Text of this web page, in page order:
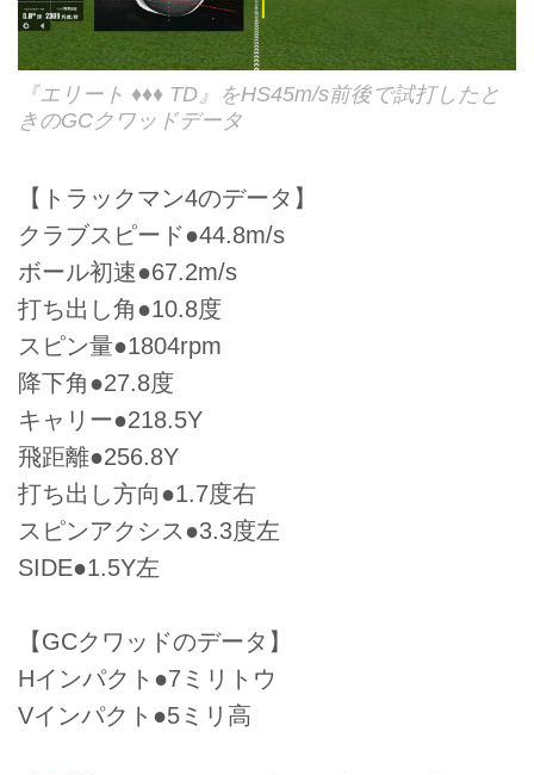
『エリート ♦♦♦ TD』をHS45m/s前後で試打したと
きのGCクワッドデータ
【トラックマン4のデータ】
クラブスピード●44.8m/s
ボール初速●67.2m/s
打ち出し角●10.8度
スピン量●1804rpm
降下角●27.8度
キャリー●218.5Y
飛距離●256.8Y
打ち出し方向●1.7度右
スピンアクシス●3.3度左
SIDE●1.5Y左
【GCクワッドのデータ】
Hインパクト●7ミリトウ
Vインパクト●5ミリ高